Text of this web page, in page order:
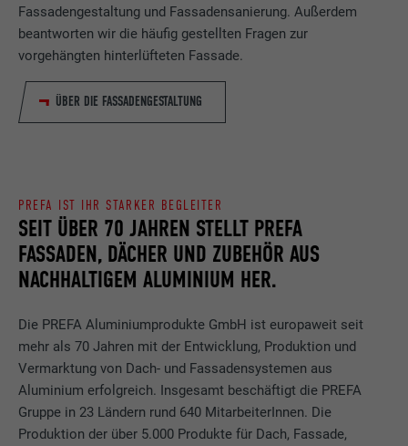
Fassadengestaltung und Fassadensanierung. Außerdem
beantworten wir die häufig gestellten Fragen zur
vorgehängten hinterlüfteten Fassade.
ÜBER DIE FASSADENGESTALTUNG
SEIT ÜBER 70 JAHREN STELLT PREFA
FASSADEN, DÄCHER UND ZUBEHÖR AUS
NACHHALTIGEM ALUMINIUM HER.
PREFA IST IHR STARKER BEGLEITER
Die PREFA Aluminiumprodukte GmbH ist europaweit seit
mehr als 70 Jahren mit der Entwicklung, Produktion und
Vermarktung von Dach- und Fassadensystemen aus
Aluminium erfolgreich. Insgesamt beschäftigt die PREFA
Gruppe in 23 Ländern rund 640 MitarbeiterInnen. Die
Produktion der über 5.000 Produkte für Dach, Fassade,